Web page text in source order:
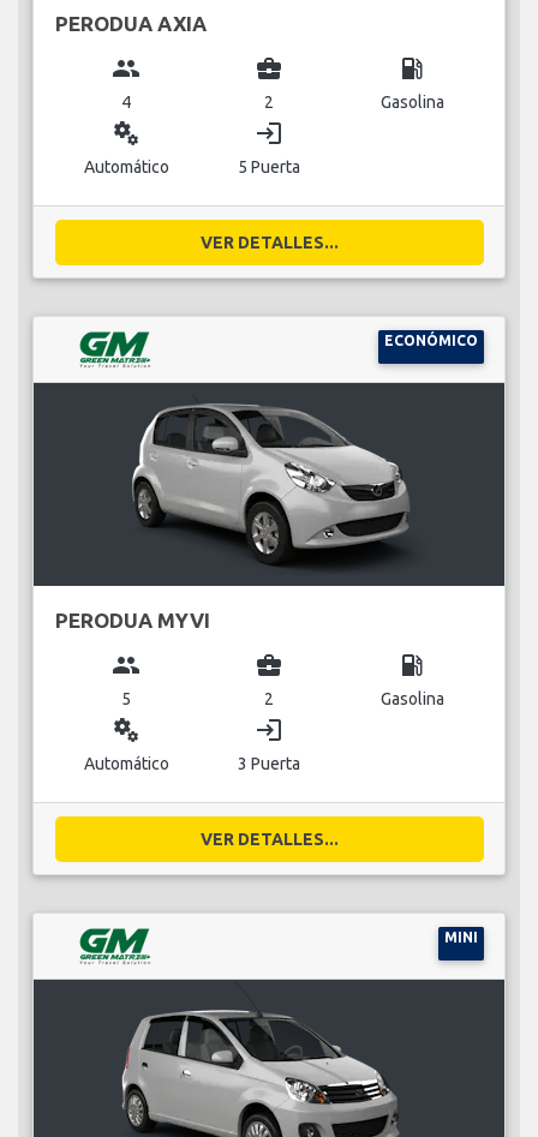
PERODUA AXIA
group
4
business_center
2
local_gas_station
Gasolina
miscellaneous_services
Automático
login
5 Puerta
VER DETALLES...
ECONÓMICO
PERODUA MYVI
group
5
business_center
2
local_gas_station
Gasolina
miscellaneous_services
Automático
login
3 Puerta
VER DETALLES...
MINI